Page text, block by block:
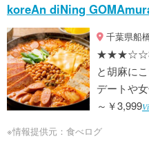
koreAn diNing
千葉県船
と胡麻に
デートや
～￥3,999
※情報提供元：食べログ